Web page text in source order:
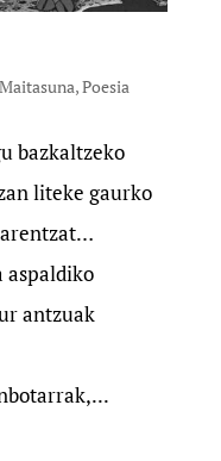
Maitasuna,Poesia
bazkaltzeko
liteke gaurko
aspaldiko
antzuak